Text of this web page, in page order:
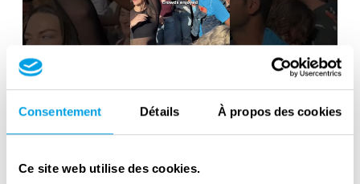
Consentement Détails À propos des cookies
Ce site web utilise des cookies.
Liberation Day in the Netherlands: 80
years of freedom